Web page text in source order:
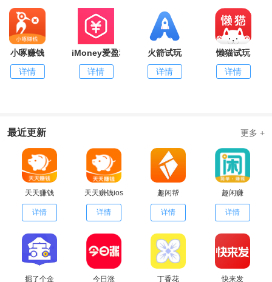
小啄赚钱
详情
iMoney爱盈利
详情
火箭试玩
详情
懒猫试玩
详情
最近更新 更多 +
天天赚钱
详情
天天赚钱ios
详情
趣闲帮
详情
趣闲赚
详情
掘了个金 今日涨 丁香花 快来发